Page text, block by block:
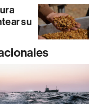
su